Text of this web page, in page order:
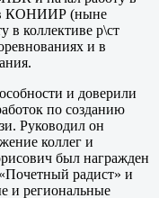
в КОНИИР (ныне
коллективе р\ст
и в
и доверили
по созданию
Руководил он
коллег и
был награжден
радист» и
и региональные